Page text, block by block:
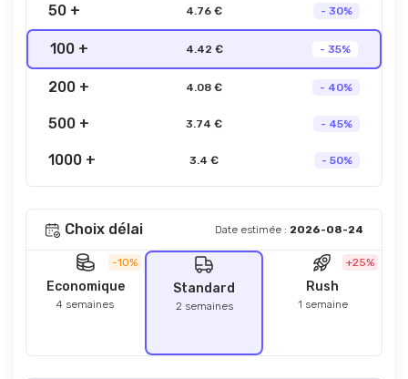
50 + 4.76 € - 30%
100 + 4.42 € - 35%
200 + 4.08 € - 40%
500 + 3.74 € - 45%
1000 + 3.4 € - 50%
Choix délai Date estimée : 2026-08-24
-10%
Economique
4 semaines
Standard
2 semaines
+25%
Rush
1 semaine